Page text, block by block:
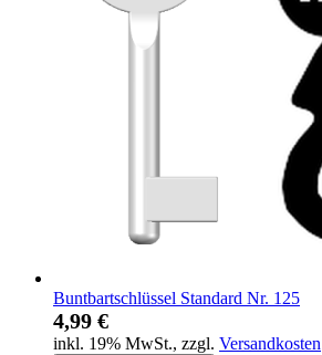
Buntbartschlüssel Standard Nr. 125
4,99 €
inkl. 19% MwSt., zzgl. Versandkosten